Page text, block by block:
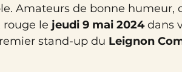
Amateurs de bonne humeur,
rouge le jeudi 9 mai 2024 dans
stand-up du Leignon